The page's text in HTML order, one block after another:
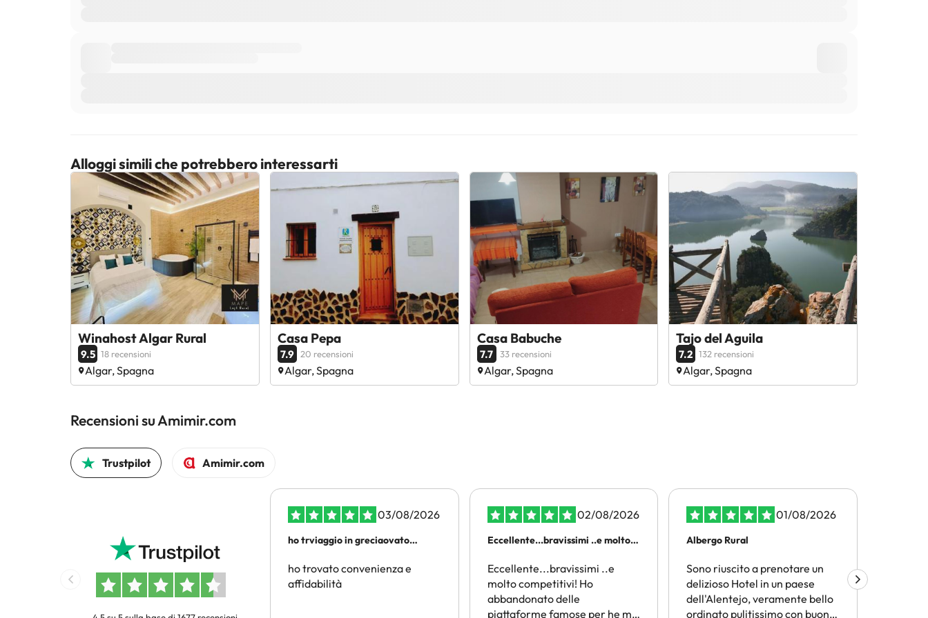
Alloggi simili che potrebbero interessarti
Winahost Algar Rural
9.5 18 recensioni
Algar, Spagna
Casa Pepa
7.9 20 recensioni
Algar, Spagna
Casa Babuche
7.7 33 recensioni
Algar, Spagna
Tajo del Aguila
7.2 132 recensioni
Algar, Spagna
Recensioni su Amimir.com
Trustpilot Amimir.com
03/08/2026
ho trviaggio in greciaovato
ho trovato convenienza e
affidabilità
02/08/2026
Eccellente...bravissimi ..e molto…
Eccellente...bravissimi ..e
molto competitivi! Ho
abbandonato delle
piattaforme famose per he mi
01/08/2026
Albergo Rural
Sono riuscito a prenotare un
delizioso Hotel in un paese
dell'Alentejo, veramente bello
ordinato pulitissimo con buona